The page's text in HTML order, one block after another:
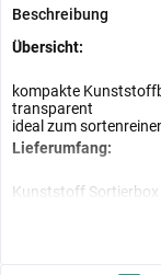
Beschreibung
Übersicht:
kompakte
transparent
ideal zum
Lieferumfang:
Kunststoff Sortierbox